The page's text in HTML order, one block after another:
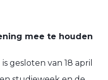
mee te houden
gesloten van 18 april